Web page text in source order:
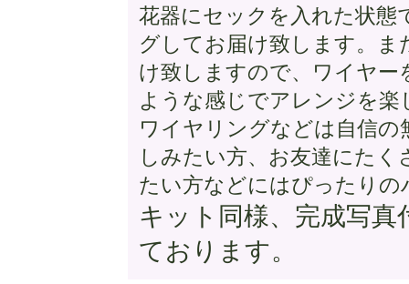
花器にセックを入れた状態
グしてお届け致します。
け致しますので、ワイヤー
ような感じでアレンジを楽
ワイヤリングなどは自信
しみたい方、お友達にた
たい方などにはぴったり
キット同様、完成写
ております。